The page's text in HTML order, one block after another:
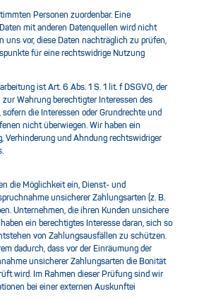
Personen zuordenbar. Eine
mit anderen Datenquellen wird nicht
uns vor, diese Daten nachträglich zu prüfen,
für eine rechtswidrige Nutzung
ist Art. 6 Abs. 1 S. 1 lit. f DSGVO, der
zur Wahrung berechtigter Interessen des
die Interessen oder Grundrechte und
nicht überwiegen. Wir haben ein
Verhinderung und Ahndung rechtswidriger
die Möglichkeit ein, Dienst- und
unsicherer Zahlungsarten (z. B.
Unternehmen, die ihren Kunden unsichere
ein berechtigtes Interesse daran, sich so
von Zahlungsausfällen zu schützen.
dadurch, dass vor der Einräumung der
unsicherer Zahlungsarten die Bonität
wird. Im Rahmen dieser Prüfung sind wir
bei einer externen Auskunftei